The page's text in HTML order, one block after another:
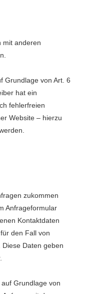
mit anderen
Grundlage von Art. 6
hat ein
fehlerfreien
Website – hierzu
zukommen
Anfrageformular
Kontaktdaten
den Fall von
Daten geben
Grundlage von